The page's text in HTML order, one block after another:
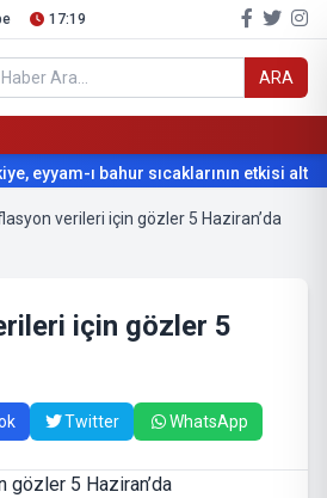
17:19
ARA
eyyam-ı bahur sıcaklarının etkisi
verileri için gözler 5 Haziran’da
için gözler 5
Twitter WhatsApp